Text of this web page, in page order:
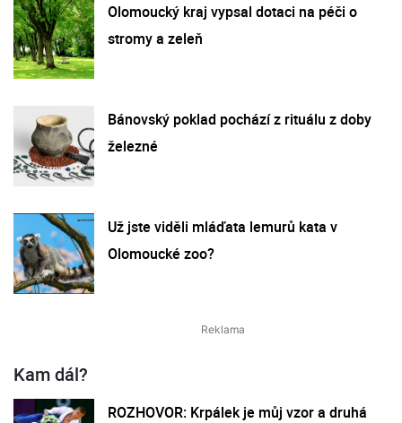
Olomoucký kraj vypsal dotaci na péči o
stromy a zeleň
Bánovský poklad pochází z rituálu z doby
železné
Už jste viděli mláďata lemurů kata v
Olomoucké zoo?
Kam dál?
ROZHOVOR: Krpálek je můj vzor a druhá